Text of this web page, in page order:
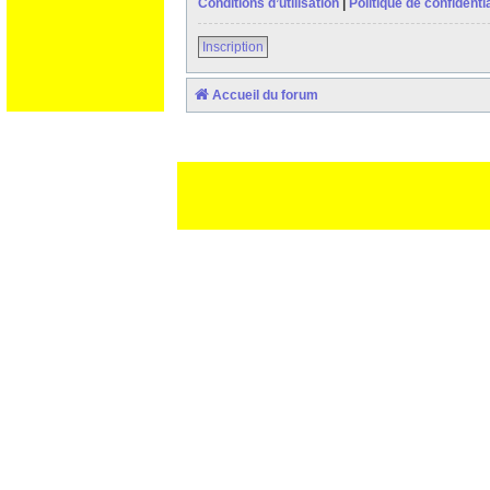
Conditions d’utilisation
Politique de
Inscription
Accueil du forum